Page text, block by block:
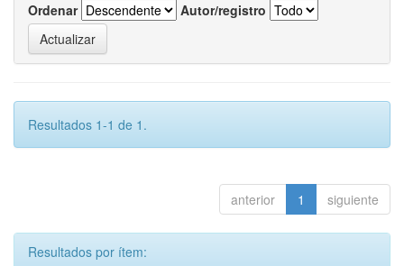
Ordenar
Autor/registro
Resultados 1-1 de 1.
anterior 1 siguiente
Resultados por ítem: